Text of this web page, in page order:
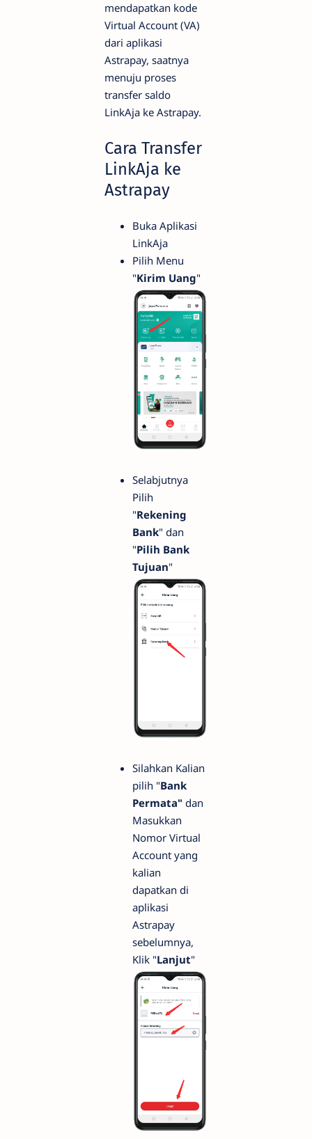
mendapatkan kode
Virtual Account (VA)
dari aplikasi
Astrapay, saatnya
menuju proses
transfer saldo
LinkAja ke Astrapay.
Cara Transfer
LinkAja ke
Astrapay
Buka Aplikasi
LinkAja
Pilih Menu
"Kirim Uang"
Selabjutnya
Pilih
"Rekening
Bank" dan
"Pilih Bank
Tujuan"
Silahkan Kalian
pilih "Bank
Permata" dan
Masukkan
Nomor Virtual
Account yang
kalian
dapatkan di
aplikasi
Astrapay
sebelumnya,
Klik "Lanjut"